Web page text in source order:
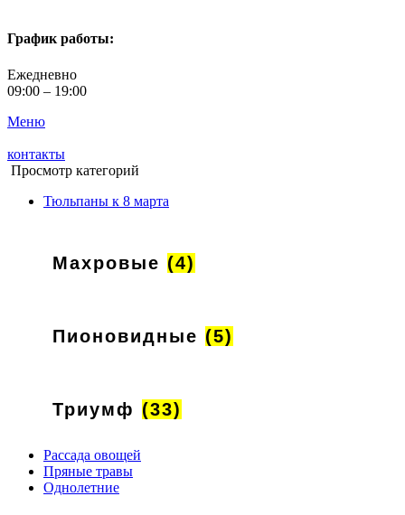
График работы:
Ежедневно
09:00 – 19:00
Меню
контакты
Просмотр категорий
Тюльпаны к 8 марта
Махровые (4)
Пионовидные (5)
Триумф (33)
Рассада овощей
Пряные травы
Однолетние